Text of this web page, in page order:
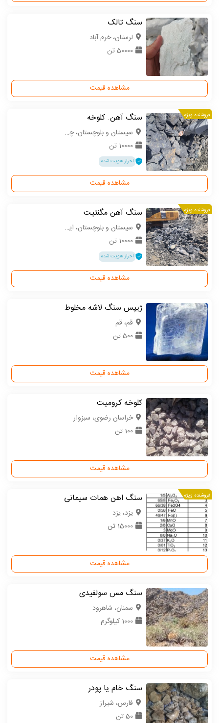
سنگ تالک
لرستان، خرم آباد
50000 تن
مشاهده قیمت
فروشنده ویژه سنگ آهن. کلوخه
سیستان و بلوچستان، چابهار
10000 تن
احراز هویت شده
مشاهده قیمت
فروشنده ویژه سنگ آهن مگنتیت
سیستان و بلوچستان، ایرانشهر
10000 تن
احراز هویت شده
مشاهده قیمت
ژیپس سنگ لاشه مخلوط
قم، قم
500 تن
مشاهده قیمت
کلوخه کرومیت
خراسان رضوی، سبزوار
100 تن
مشاهده قیمت
فروشنده ویژه سنگ اهن همات سیمانی
یزد، یزد
15000 تن
مشاهده قیمت
سنگ مس سولفیدی
سمنان، شاهرود
1000 کیلوگرم
مشاهده قیمت
سنگ خام یا پودر
فارس، شیراز
50 تن